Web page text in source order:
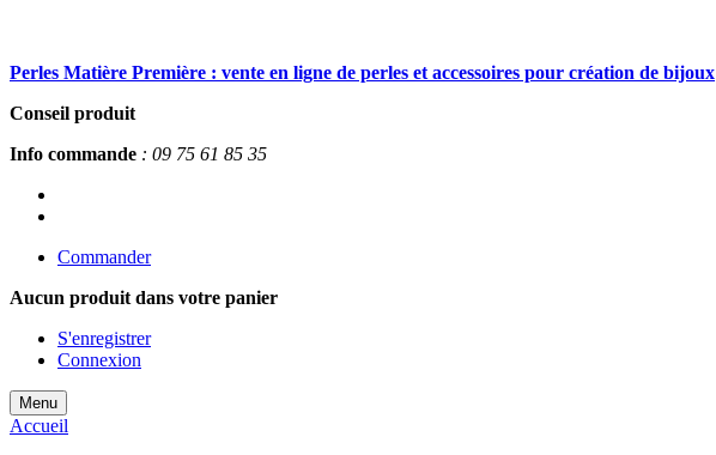
Perles Matière Première : vente en ligne de perles et accessoires pour création de bijoux
Conseil produit
Info commande : 09 75 61 85 35
Commander
Aucun produit dans votre panier
S'enregistrer
Connexion
Menu
Accueil